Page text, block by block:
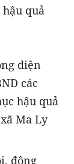
quả
điện
các
hậu quả
Ma Ly
động